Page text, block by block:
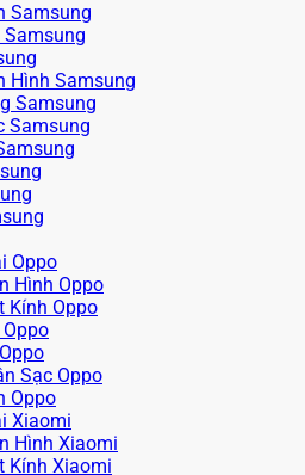
Samsung
Hình Samsung
Samsung
Samsung
Oppo
Hình Oppo
Kính Oppo
Sạc Oppo
Oppo
Xiaomi
Hình Xiaomi
Kính Xiaomi